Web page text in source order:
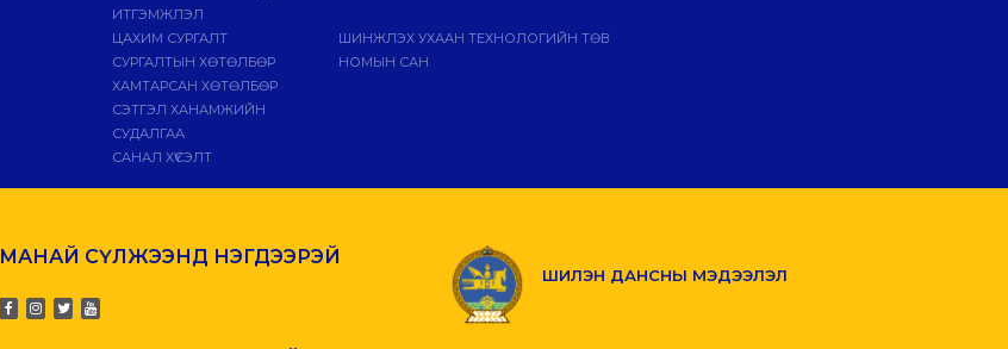
ИТГЭМЖЛЭЛ
ЦАХИМ СУРГАЛТ
СУРГАЛТЫН ХӨТӨЛБӨР
ХАМТАРСАН ХӨТӨЛБӨР
СЭТГЭЛ ХАНАМЖИЙН
СУДАЛГАА
САНАЛ ХҮСЭЛТ
ШИНЖЛЭХ УХААН ТЕХНОЛОГИЙН ТӨВ
НОМЫН САН
МАНАЙ СҮЛЖЭЭНД НЭГДЭЭРЭЙ
ШИЛЭН ДАНСНЫ МЭДЭЭЛЭЛ